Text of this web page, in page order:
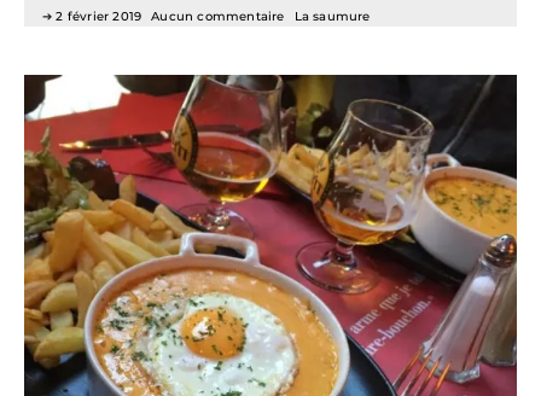
2 février 2019 Aucun commentaire La saumure